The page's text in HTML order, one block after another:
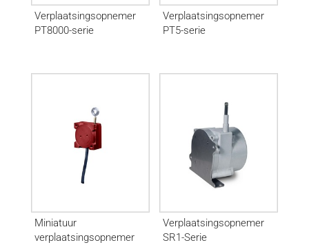
Verplaatsingsopnemer
PT8000-serie
Verplaatsingsopnemer
PT5-serie
Miniatuur
verplaatsingsopnemer
Verplaatsingsopnemer
SR1-Serie